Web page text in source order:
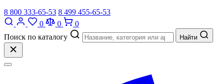
8 800 333-65-53 8 499 455-65-53
0
0
0
Поиск по каталогу
Найти